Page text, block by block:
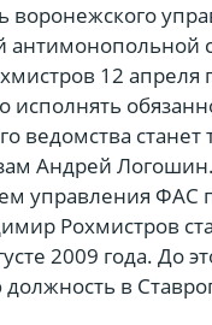
воронежского
антимонопольной
12 апреля
исполнять
ведомства станет
Андрей Логошин.
управления ФАС
Рохмистров
2009 года. До
в